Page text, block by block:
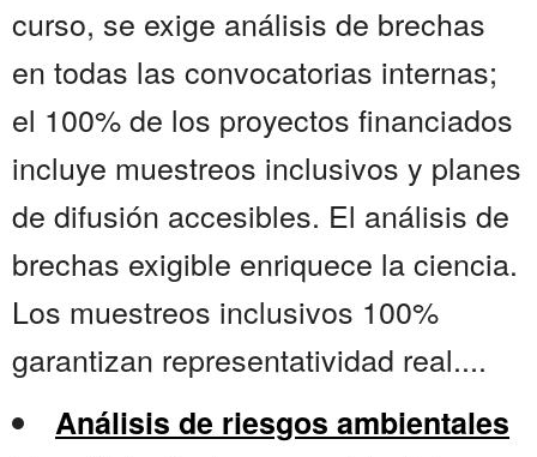
curso, se exige análisis de brechas
en todas las convocatorias internas;
el 100% de los proyectos financiados
incluye muestreos inclusivos y planes
de difusión accesibles. El análisis de
brechas exigible enriquece la ciencia.
Los muestreos inclusivos 100%
garantizan representatividad real....
Análisis de riesgos ambientales